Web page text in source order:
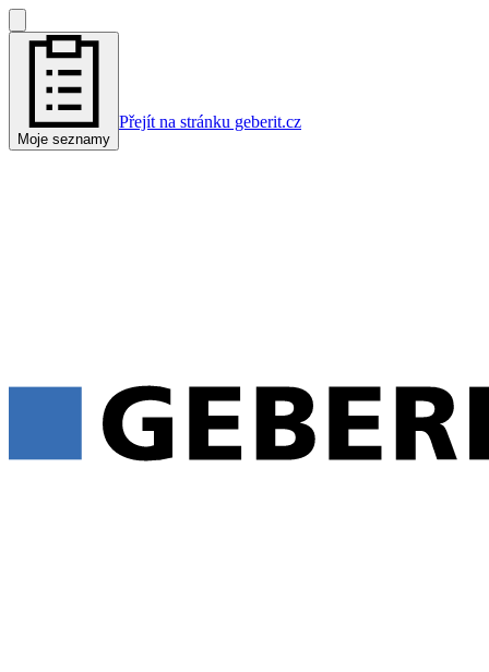
Moje seznamy
Přejít na stránku geberit.cz